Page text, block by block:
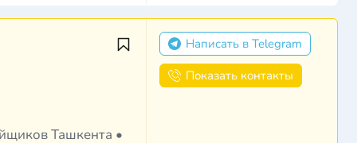
Написать в Telegram
Показать контакты